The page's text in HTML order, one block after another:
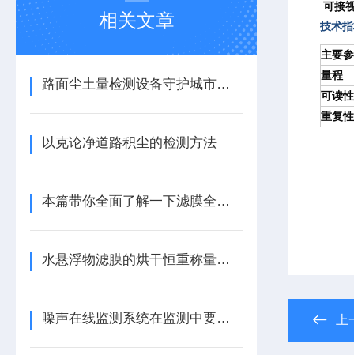
相关文章
路面尘土量检测设备守护城市空气质量
以克论净道路积尘的检测方法
本篇带你全面了解一下滤膜全自动称重系统
水悬浮物滤膜的烘干恒重称量方法
噪声在线监测系统在监测中要注意什么？
可接
技术
主要
量程
可读性
重复性